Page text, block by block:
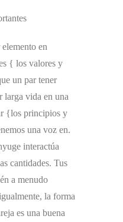
en
{ los valores y
un par tener
larga vida en una
{los principios y
una voz en.
interactúa
cantidades. Tus
a menudo
la forma
es una buena